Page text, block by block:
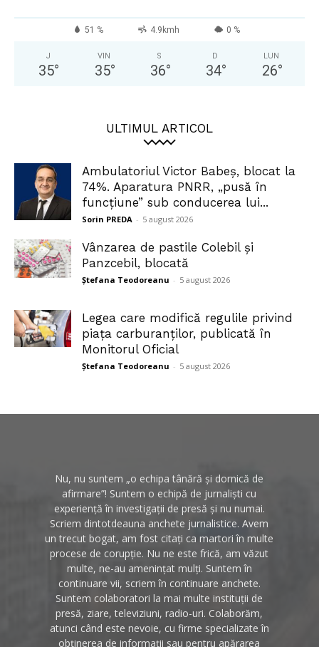
51 % 4.9kmh 0 %
J
35°
VIN
35°
S
36°
D
34°
LUN
26°
ULTIMUL ARTICOL
Ambulatoriul Victor Babeș, blocat la
74%. Aparatura PNRR, „pusă în
funcțiune” sub conducerea lui...
Sorin PREDA - 5 august 2026
Vânzarea de pastile Colebil și
Panzcebil, blocată
Ștefana Teodoreanu - 5 august 2026
Legea care modifică regulile privind
piața carburanților, publicată în
Monitorul Oficial
Ștefana Teodoreanu - 5 august 2026
Nu, nu suntem „o echipa tânără și dornică de
afirmare”! Suntem o echipă de jurnaliști cu
experiență în investigații de presă și nu numai.
Scriem dintotdeauna anchete jurnalistice. Avem
un trecut bogat, am fost citați ca martori în multe
procese de corupție. Nu ne este frică, am văzut
multe, ne-au amenințat mulți. Suntem în
continuare vii, scriem în continuare anchete.
Suntem colaboratori la mai multe instituții de
presă, ziare, televiziuni, radio-uri. Colaborăm,
atunci când este nevoie, cu firme specializate în
obținerea de informații sau pentru apărarea